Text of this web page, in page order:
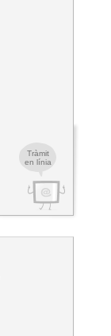
Tràmit
en línia